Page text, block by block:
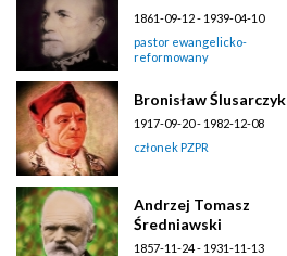
1861-09-12 - 1939-04-10
pastor ewangelicko-
reformowany
Bronisław Ślusarczyk
1917-09-20 - 1982-12-08
członek PZPR
Andrzej Tomasz
Średniawski
1857-11-24 - 1931-11-13